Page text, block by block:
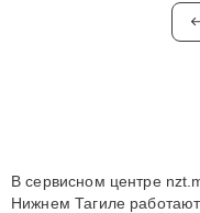
В сервисном центре
Нижнем Тагиле